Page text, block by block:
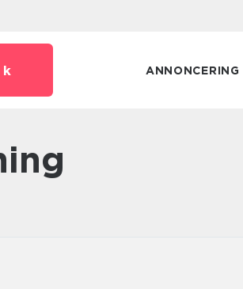
ANNONCERING